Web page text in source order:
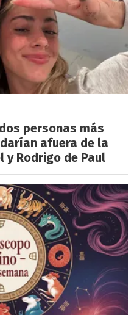
personas más
afuera de la
y Rodrigo de Paul